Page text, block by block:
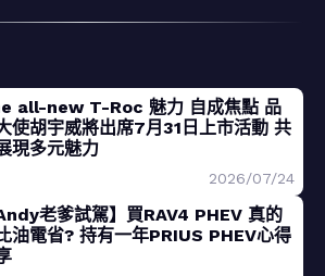
all-new T-Roc 魅力 自成焦點 品
使胡宇威將出席7月31日上市活動 共
現多元魅力
2026/07/24
Andy老爹試駕】買RAV4 PHEV 真的
油電省? 持有一年PRIUS PHEV心得